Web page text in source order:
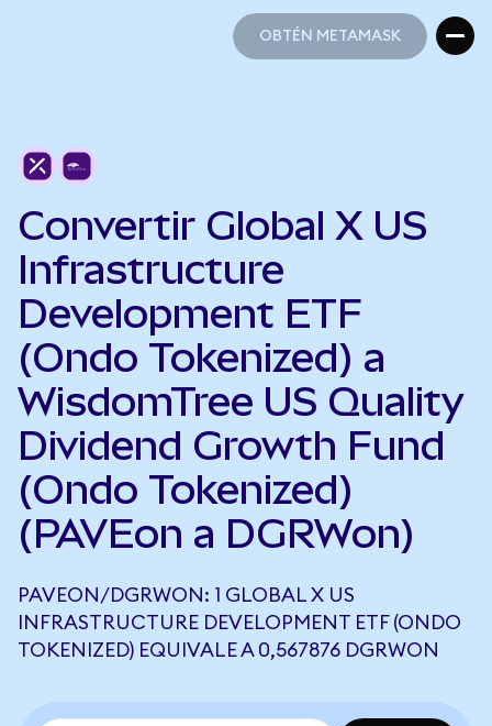
OBTÉN METAMASK
Convertir Global X US
Infrastructure
Development ETF
(Ondo Tokenized) a
WisdomTree US Quality
Dividend Growth Fund
(Ondo Tokenized)
(PAVEon a DGRWon)
PAVEON/DGRWON: 1 GLOBAL X US
INFRASTRUCTURE DEVELOPMENT ETF (ONDO
TOKENIZED) EQUIVALE A 0,567876 DGRWON